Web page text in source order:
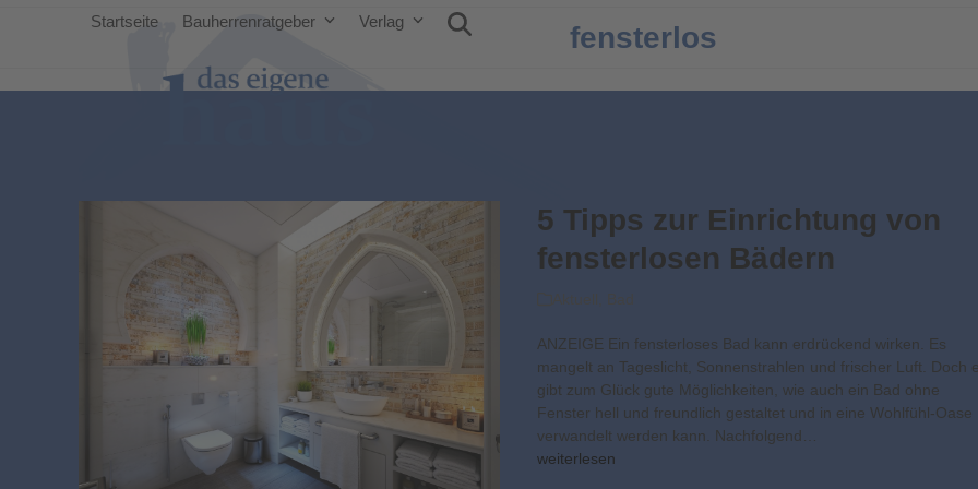
Startseite Bauherrenratgeber Verlag fensterlos
5 Tipps zur Einrichtung von
fensterlosen Bädern
ANZEIGE Ein fensterloses Bad kann erdrückend wirken. Es
mangelt an Tageslicht, Sonnenstrahlen und frischer Luft. Doch
gibt zum Glück gute Möglichkeiten, wie auch ein Bad ohne
Fenster hell und freundlich gestaltet und in eine Wohlfühl-Oase
verwandelt werden kann. Nachfolgend…
weiterlesen